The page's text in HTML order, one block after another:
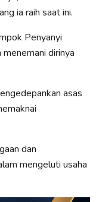
ia raih saat ini.
Penyanyi
dirinya
asas
dan
mengeluti usaha